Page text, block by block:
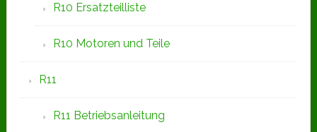
R10 Ersatzteilliste
R10 Motoren und Teile
R11
R11 Betriebsanleitung